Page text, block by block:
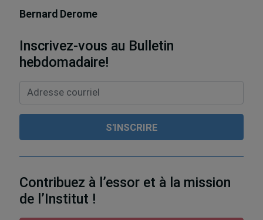
Bernard Derome
Inscrivez-vous au Bulletin
hebdomadaire!
Contribuez à l’essor et à la mission
de l’Institut !